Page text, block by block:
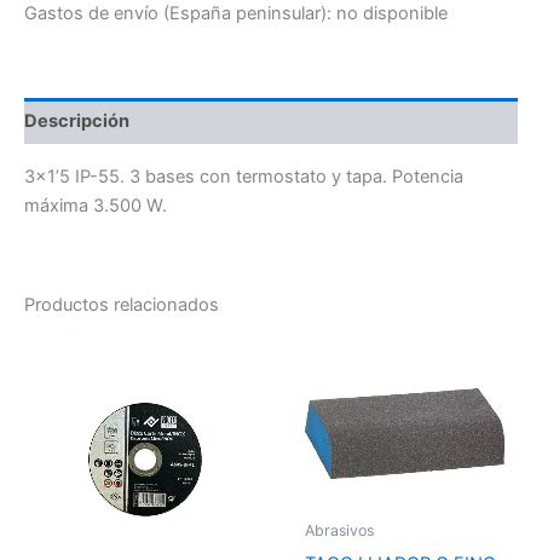
Gastos de envío (España peninsular): no disponible
Descripción
3×1’5 IP-55. 3 bases con termostato y tapa. Potencia
máxima 3.500 W.
Productos relacionados
Abrasivos